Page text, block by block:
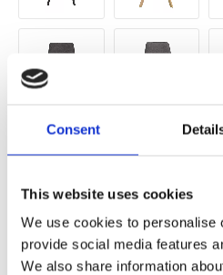
Consent
This website uses cookies
We use cookies to personalise
provide social media features
We also share information